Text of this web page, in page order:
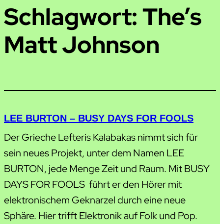
Schlagwort:The’s
Matt Johnson
LEE BURTON – BUSY DAYS FOR FOOLS
Der Grieche Lefteris Kalabakas nimmt sich für
sein neues Projekt, unter dem Namen LEE
BURTON, jede Menge Zeit und Raum. Mit BUSY
DAYS FOR FOOLS führt er den Hörer mit
elektronischem Geknarzel durch eine neue
Sphäre. Hier trifft Elektronik auf Folk und Pop.